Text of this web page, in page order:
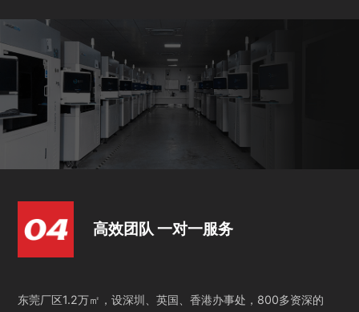
高效团队 一对一服务
东莞厂区1.2万㎡，设深圳、英国、香港办事处，800多资深的